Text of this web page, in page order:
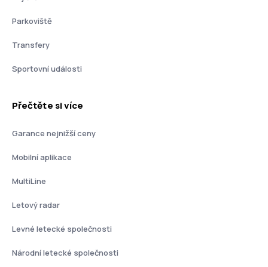
Parkoviště
Transfery
Sportovní události
Přečtěte si více
Garance nejnižší ceny
Mobilní aplikace
MultiLine
Letový radar
Levné letecké společnosti
Národní letecké společnosti